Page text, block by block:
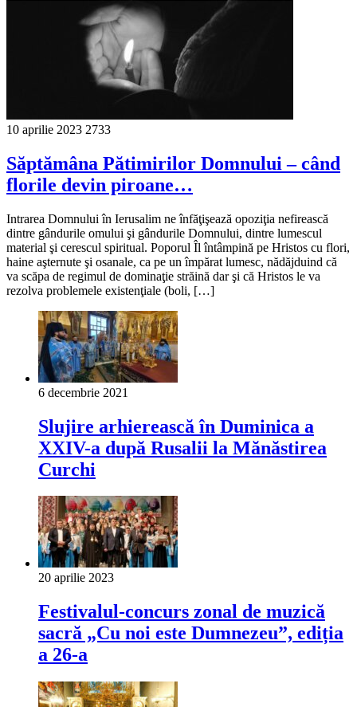
10 aprilie 2023 2733
Săptămâna Pătimirilor Domnului – când
florile devin piroane…
Intrarea Domnului în Ierusalim ne înfăţişează opoziţia nefirească
dintre gândurile omului şi gândurile Domnului, dintre lumescul
material şi cerescul spiritual. Poporul Îl întâmpină pe Hristos cu flori,
haine aşternute şi osanale, ca pe un împărat lumesc, nădăjduind că
va scăpa de regimul de dominaţie străină dar şi că Hristos le va
rezolva problemele existenţiale (boli, […]
6 decembrie 2021
Slujire arhierească în Duminica a
XXIV-a după Rusalii la Mănăstirea
Curchi
20 aprilie 2023
Festivalul-concurs zonal de muzică
sacră „Cu noi este Dumnezeu”, ediția
a 26-a